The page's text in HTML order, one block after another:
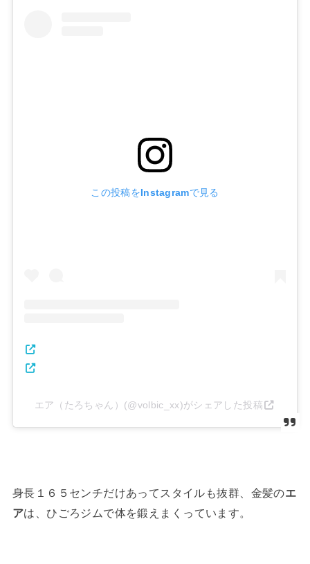
この投稿をInstagramで見る
エア（たろちゃん）(@volbic_xx)がシェアした投稿
身長１６５センチだけあってスタイルも抜群、金髪のエ
アは、ひごろジムで体を鍛えまくっています。